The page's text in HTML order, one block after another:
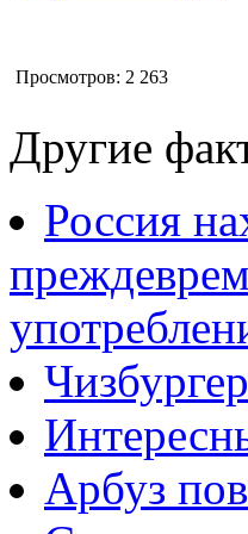
Просмотров: 2 263
Другие
Россия
Арбуз